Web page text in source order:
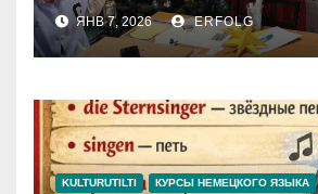
ЯНВ 7, 2026 ERFOLG
KULTURUTILTI КУРСЫ НЕМЕЦКОГО ЯЗЫКА